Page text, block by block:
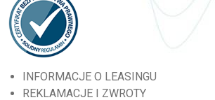
INFORMACJE O LEASINGU
REKLAMACJE I ZWROTY